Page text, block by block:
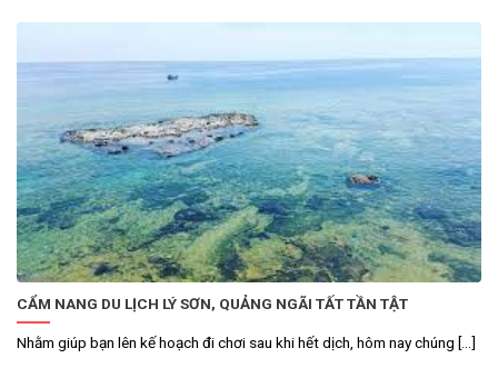
CẨM NANG DU LỊCH LÝ SƠN, QUẢNG NGÃI TẤT TẦN TẬT
Nhằm giúp bạn lên kế hoạch đi chơi sau khi hết dịch, hôm nay chúng [...]